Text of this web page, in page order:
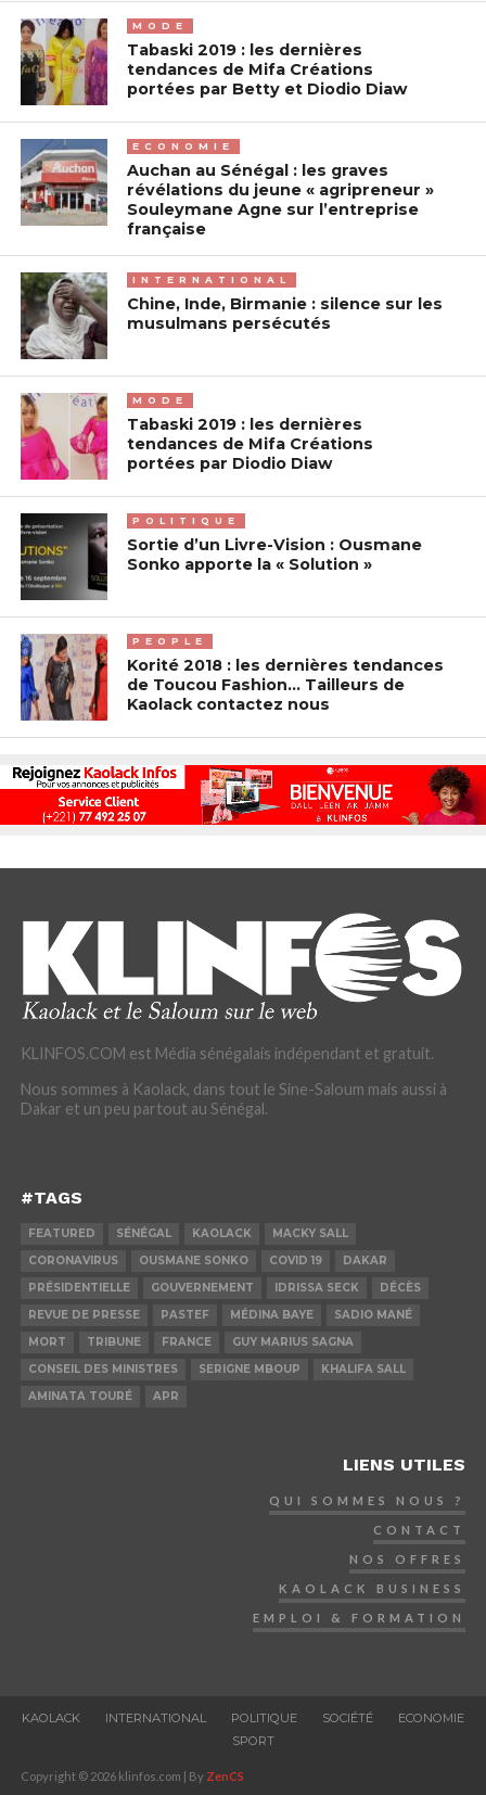
MODE
Tabaski 2019 : les dernières
tendances de Mifa Créations
portées par Betty et Diodio Diaw
ECONOMIE
Auchan au Sénégal : les graves
révélations du jeune « agripreneur »
Souleymane Agne sur l’entreprise
française
INTERNATIONAL
Chine, Inde, Birmanie : silence sur les
musulmans persécutés
MODE
Tabaski 2019 : les dernières
tendances de Mifa Créations
portées par Diodio Diaw
POLITIQUE
Sortie d’un Livre-Vision : Ousmane
Sonko apporte la « Solution »
PEOPLE
Korité 2018 : les dernières tendances
de Toucou Fashion… Tailleurs de
Kaolack contactez nous
KLINFOS.COM est Média sénégalais indépendant et gratuit.
Nous sommes à Kaolack, dans tout le Sine-Saloum mais aussi à
Dakar et un peu partout au Sénégal.
#TAGS
FEATURED SÉNÉGAL KAOLACK
MACKY SALL
CORONAVIRUS
OUSMANE SONKO COVID 19
DAKAR
PRÉSIDENTIELLE
GOUVERNEMENT IDRISSA SECK
DÉCÈS
REVUE DE PRESSE
PASTEF MÉDINA BAYE
SADIO MANÉ
MORT
TRIBUNE FRANCE
GUY MARIUS SAGNA
CONSEIL DES MINISTRES
SERIGNE MBOUP
KHALIFA SALL
AMINATA TOURÉ
APR
LIENS UTILES
QUI SOMMES NOUS ?
CONTACT
NOS OFFRES
KAOLACK BUSINESS
EMPLOI & FORMATION
KAOLACK INTERNATIONAL POLITIQUE SOCIÉTÉ
ECONOMIE
SPORT
Copyright © 2026 klinfos.com | By ZenCS